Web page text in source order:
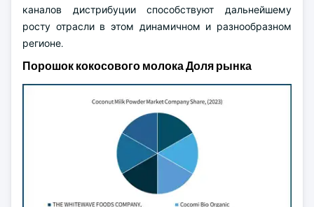
каналов дистрибуции способствуют дальнейшему
росту отрасли в этом динамичном и разнообразном
регионе.
Порошок кокосового молока Доля рынка